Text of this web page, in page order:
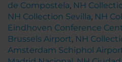
de Compostela, NH
NH Collection Sevilla, NH
Eindhoven Conference
Brussels Airport, NH
Amsterdam Schiphol